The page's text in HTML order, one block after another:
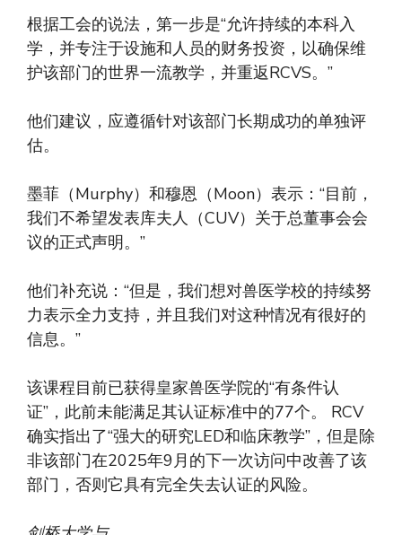
根据工会的说法，第一步是“允许持续的本科入
学，并专注于设施和人员的财务投资，以确保维
护该部门的世界一流教学，并重返RCVS。”
他们建议，应遵循针对该部门长期成功的单独评
估。
墨菲（Murphy）和穆恩（Moon）表示：“目前，
我们不希望发表库夫人（CUV）关于总董事会会
议的正式声明。”
他们补充说：“但是，我们想对兽医学校的持续努
力表示全力支持，并且我们对这种情况有很好的
信息。”
该课程目前已获得皇家兽医学院的“有条件认
证”，此前未能满足其认证标准中的77个。 RCV
确实指出了“强大的研究LED和临床教学”，但是除
非该部门在2025年9月的下一次访问中改善了该
部门，否则它具有完全失去认证的风险。